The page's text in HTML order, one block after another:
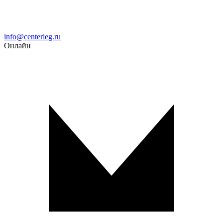
Email
info@centerleg.ru
Онлайн